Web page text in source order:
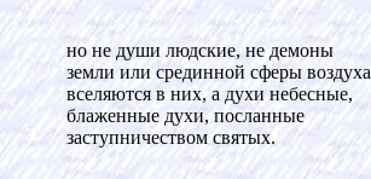
но не души людские, не демоны
земли или срединной сферы воздуха
вселяются в них, а духи небесные,
блаженные духи, посланные
заступничеством святых.